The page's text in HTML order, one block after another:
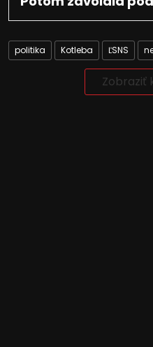
politika Kotleba ĽSNS
Zobraziť